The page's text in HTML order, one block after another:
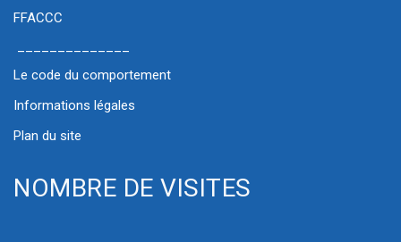
FFACCC
Le code du comportement
Informations légales
Plan du site
NOMBRE DE VISITES